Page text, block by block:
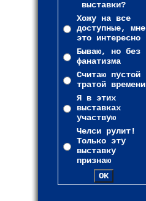
выставки?
Хожу на все
доступные, мне
это интересно
Бываю, но без
фанатизма
Считаю пустой
тратой времени
Я в этих
выставках
участвую
Челси рулит!
Только эту
выставку
признаю